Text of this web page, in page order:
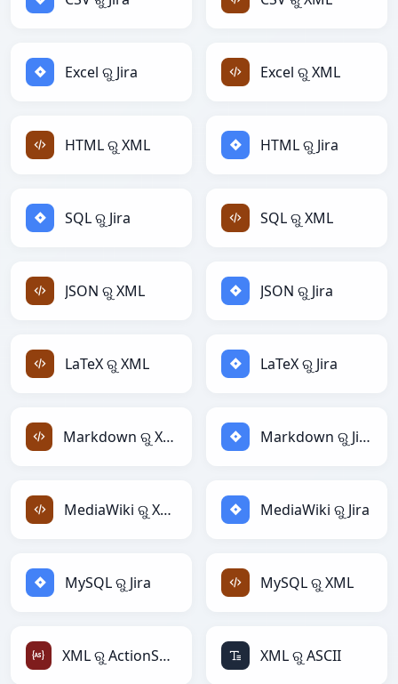
Excel ରୁ Jira Excel ରୁ XML
HTML ରୁ XML HTML ରୁ Jira
SQL ରୁ Jira SQL ରୁ XML
JSON ରୁ XML JSON ରୁ Jira
LaTeX ରୁ XML LaTeX ରୁ Jira
Markdown ରୁ XML Markdown ରୁ Jira
MediaWiki ରୁ XML MediaWiki ରୁ Jira
MySQL ରୁ Jira MySQL ରୁ XML
XML ରୁ ActionScript XML ରୁ ASCII